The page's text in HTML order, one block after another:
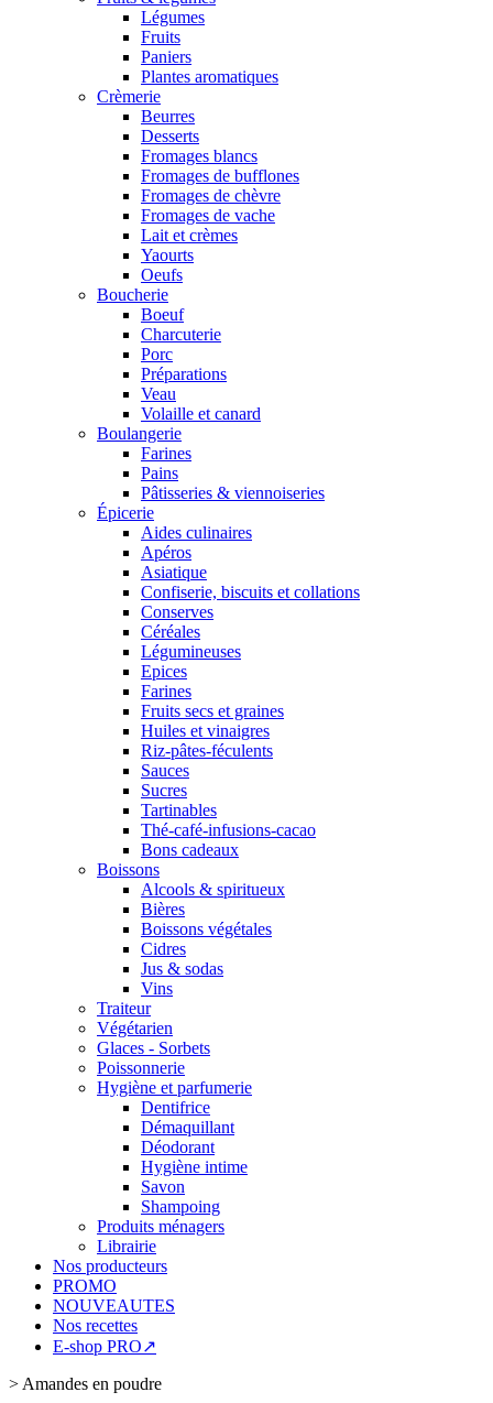
Légumes
Fruits
Paniers
Plantes aromatiques
Crèmerie
Beurres
Desserts
Fromages blancs
Fromages de bufflones
Fromages de chèvre
Fromages de vache
Lait et crèmes
Yaourts
Oeufs
Boucherie
Boeuf
Charcuterie
Porc
Préparations
Veau
Volaille et canard
Boulangerie
Farines
Pains
Pâtisseries & viennoiseries
Épicerie
Aides culinaires
Apéros
Asiatique
Confiserie, biscuits et collations
Conserves
Céréales
Légumineuses
Epices
Farines
Fruits secs et graines
Huiles et vinaigres
Riz-pâtes-féculents
Sauces
Sucres
Tartinables
Thé-café-infusions-cacao
Bons cadeaux
Boissons
Alcools & spiritueux
Bières
Boissons végétales
Cidres
Jus & sodas
Vins
Traiteur
Végétarien
Glaces - Sorbets
Poissonnerie
Hygiène et parfumerie
Dentifrice
Démaquillant
Déodorant
Hygiène intime
Savon
Shampoing
Produits ménagers
Librairie
Nos producteurs
PROMO
NOUVEAUTES
Nos recettes
E-shop PRO↗
> Amandes en poudre